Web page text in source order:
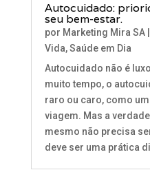
Autocuidado:
seu bem-estar.
por Marketing Mira SA|
Vida,Saúde em Dia
Autocuidado não é
muito tempo, o
raro ou caro, como
viagem. Mas a
mesmo não precisa
deve ser uma prática